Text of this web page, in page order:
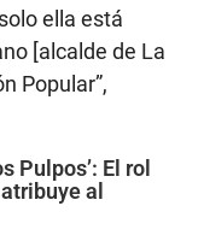
ella está
[alcalde de La
Popular”,
Pulpos’: El rol
al